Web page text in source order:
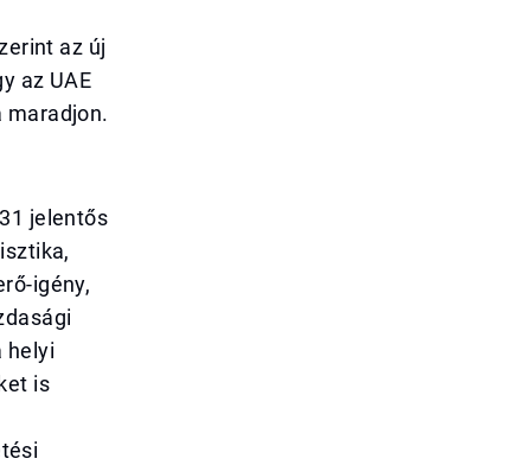
az új
az UAE
maradjon.
jelentős
igény,
helyi
is